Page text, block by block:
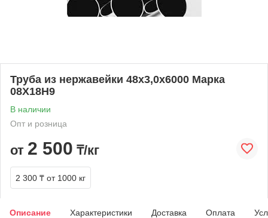
Труба из нержавейки 48х3,0х6000 Марка
08Х18Н9
В наличии
Опт и розница
от 2 500 ₸/кг
2 300 ₸ от 1000 кг
Описание Характеристики Доставка Оплата